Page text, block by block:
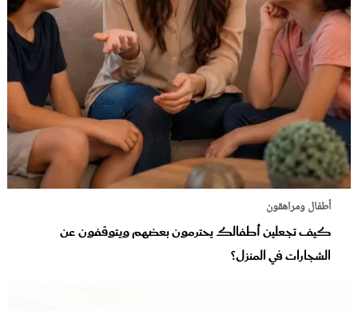
أطفال ومراهقون
كيف تجعلين أطفالك يحترمون بعضهم ويتوقفون عن
الشجارات في المنزل؟